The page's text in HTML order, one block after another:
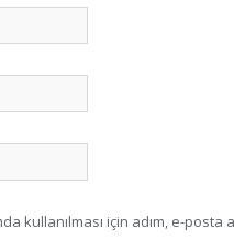
kullanılması için adım, e-